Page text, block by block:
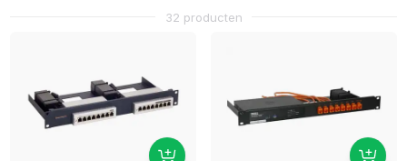
32 producten